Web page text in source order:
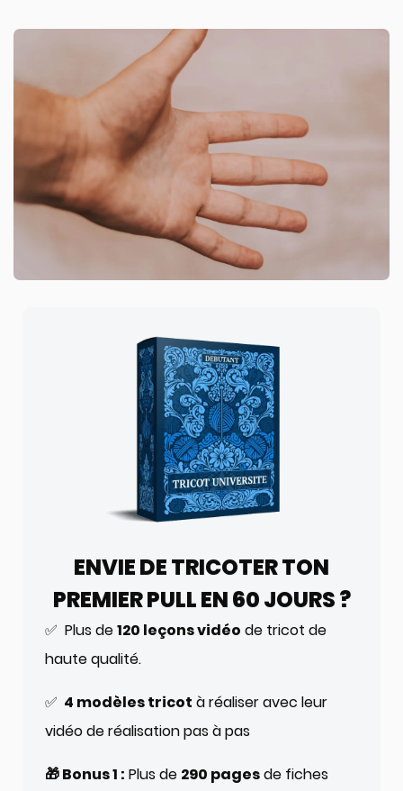
ENVIE DE TRICOTER TON
PREMIER PULL EN 60 JOURS ?
✅ Plus de120 leçons vidéo de tricot de
haute qualité.
✅ 4 modèles tricot à réaliser avec leur
vidéo de réalisation pas à pas
🎁 Bonus 1 : Plus de 290 pagesde fiches